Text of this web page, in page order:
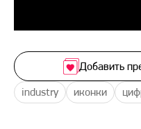
industry иконки
Добавить